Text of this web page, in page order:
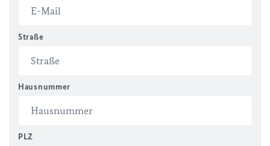
Straße
Hausnummer
PLZ